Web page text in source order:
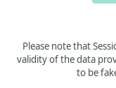
Please note that
validity of the data
to be